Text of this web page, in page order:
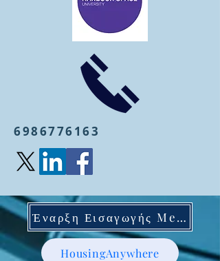
6986776163
Έναρξη Εισαγωγής Mentoring
HousingAnywhere